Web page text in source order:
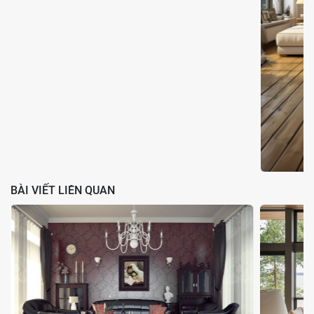
báo giá bản
để hiểu hơn về cách xác định chi phí. Nhà 2
tầng cũng là một kết cấu hợp lý cho các ngôi nhà phố có diện tích
1.3. Bảng báo giá chi tiết cho từng hình thức thi
Chi phí xây dựng nhà ở có thể linh hoạt tùy theo hình thức thi công
nhà mà chủ nhà lựa chọn. Hiện nay, có ba phương án thi công phổ
biến gồm:
Thi công phần thô: Bao gồm xây dựng khung nhà, móng,
sàn, cột, tường và mái, giúp đảm bảo kết cấu vững chắc.
Thi công hoàn thiện: Bao gồm các công đoạn như sơn, lát
sàn, lắp đặt hệ thống điện nước, cửa, nội thất cơ bản.
Thi công trọn gói: Nhà thầu đảm nhận toàn bộ quy trình từ
xây thô đến hoàn thiện, giúp tiết kiệm thời gian và kiểm soát
ngân sách hiệu quả.
BÀI VIẾT LIÊN QUAN